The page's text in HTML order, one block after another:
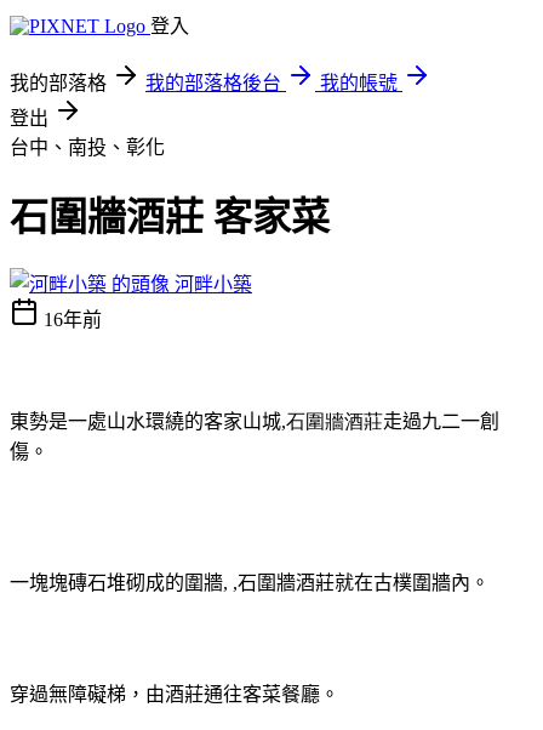
登入
我的部落格 我的部落格後台
我的帳號
登出
台中、南投、彰化
石圍牆酒莊 客家菜
河畔小築
16年前
東勢是一處山水環繞的客家山城,石圍牆酒莊走過九二一創
傷 。
一塊塊磚石堆砌成的圍牆, ,石圍牆酒莊就在古樸圍牆內。
穿過無障礙梯，由酒莊通往客菜餐廳。